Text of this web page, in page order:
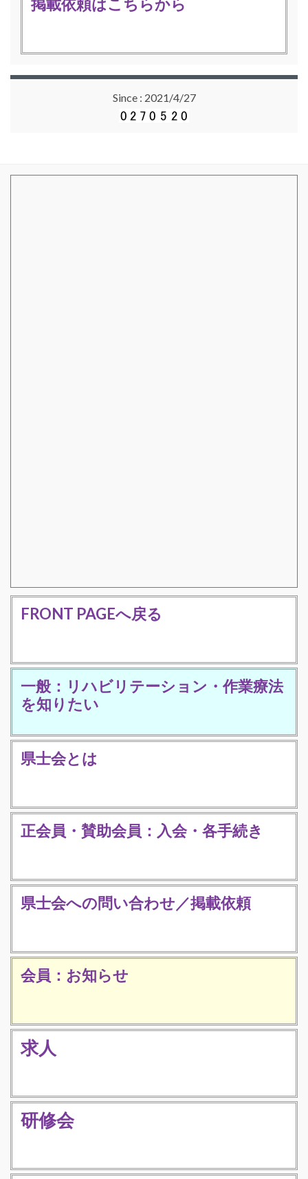
掲載依頼はこちらから
Since : 2021/4/27
FRONT PAGEへ戻る
一般：リハビリテーション・作業療法
を知りたい
県士会とは
正会員・賛助会員：入会・各手続き
県士会への問い合わせ／掲載依頼
会員：お知らせ
求人
研修会